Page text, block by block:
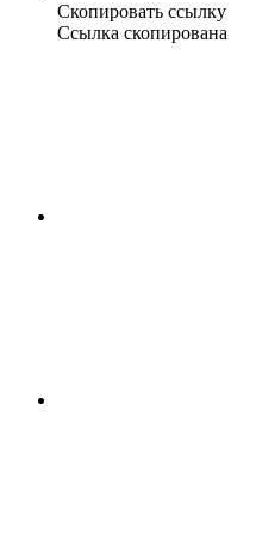
Скопировать ссылку
Ссылка скопирована